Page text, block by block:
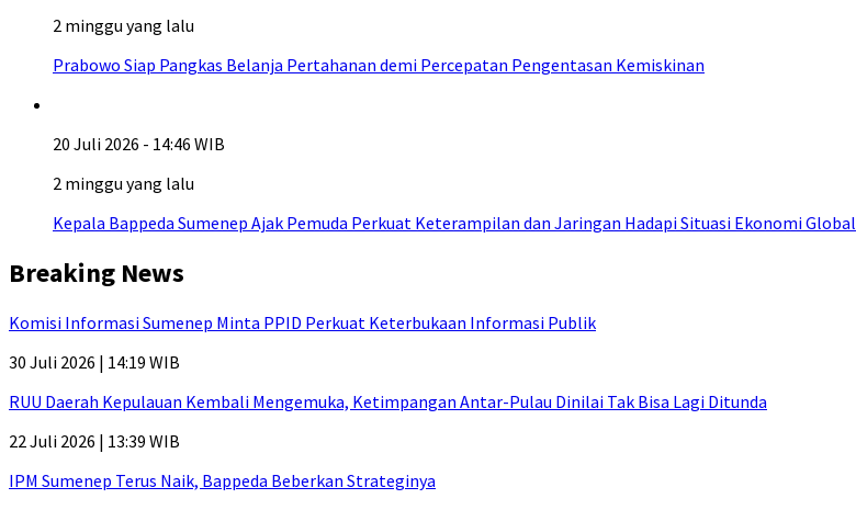
2 minggu yang lalu
Prabowo Siap Pangkas Belanja Pertahanan demi Percepatan Pengentasan Kemiskinan
20 Juli 2026 - 14:46 WIB
2 minggu yang lalu
Kepala Bappeda Sumenep Ajak Pemuda Perkuat Keterampilan dan Jaringan Hadapi Situasi Ekonomi Global
Breaking News
Komisi Informasi Sumenep Minta PPID Perkuat Keterbukaan Informasi Publik
30 Juli 2026 | 14:19 WIB
RUU Daerah Kepulauan Kembali Mengemuka, Ketimpangan Antar-Pulau Dinilai Tak Bisa Lagi Ditunda
22 Juli 2026 | 13:39 WIB
IPM Sumenep Terus Naik, Bappeda Beberkan Strateginya